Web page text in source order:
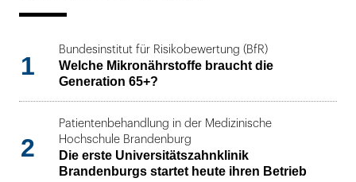
1
Bundesinstitut für Risikobewertung (BfR)
Welche Mikronährstoffe braucht die
Generation 65+?
2
Patientenbehandlung in der Medizinische
Hochschule Brandenburg
Die erste Universitätszahnklinik
Brandenburgs startet heute ihren Betrieb